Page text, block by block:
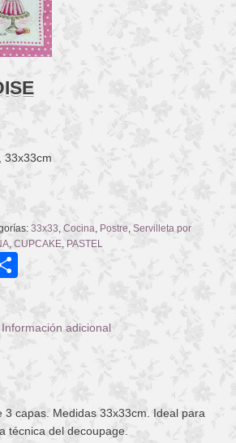
33x33cm
33x33, Cocina, Postre, Servilleta por
, CUPCAKE, PASTEL
Información adicional
3 capas. Medidas 33x33cm. Ideal para
técnica del decoupage.